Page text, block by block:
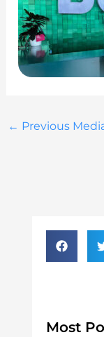
← Previous
Most